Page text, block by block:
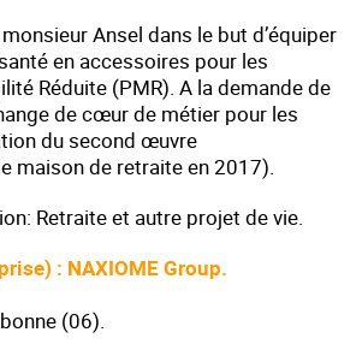
Ansel dans le but d’équiper
en accessoires pour les
Réduite (PMR). A la demande de
de cœur de métier pour les
du second œuvre
maison de retraite en 2017).
Retraite et autre projet de vie.
: NAXIOME Group.
(06).